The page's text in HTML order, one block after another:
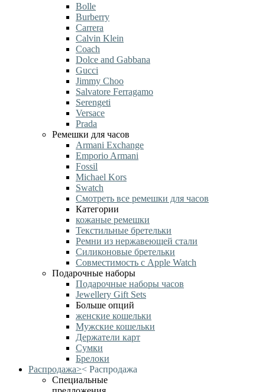
Bolle
Burberry
Carrera
Calvin Klein
Coach
Dolce and Gabbana
Gucci
Jimmy Choo
Salvatore Ferragamo
Serengeti
Versace
Prada
Ремешки для часов
Armani Exchange
Emporio Armani
Fossil
Michael Kors
Swatch
Смотреть все ремешки для часов
Категории
кожаные ремешки
Текстильные бретельки
Ремни из нержавеющей стали
Силиконовые бретельки
Совместимость с Apple Watch
Подарочные наборы
Подарочные наборы часов
Jewellery Gift Sets
Больше опций
женские кошельки
Мужские кошельки
Держатели карт
Сумки
Брелоки
Распродажа>< Распродажа
Специальные